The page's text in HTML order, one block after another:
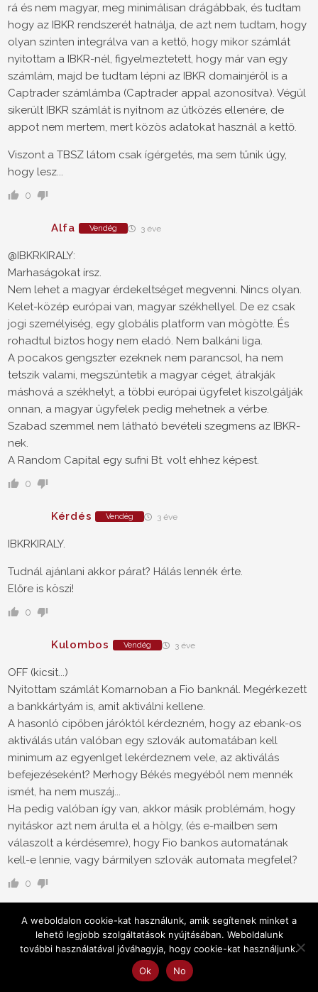
rá és nem magyar, meg minimálisan drágábbak, és tudtam
hogy az IBKR rendszerét hatnálja, de azt nem tudtam, hogy
olyan szinten integrálva van a kettő, hogy mikor számlát
nyitottam a IBKR-nél, figyelmeztetett, hogy már van egy
számlám, majd be tudtam lépni az IBKR domainjéről is a
Captrader számlámba (Captrader appal azonosítva). Végül
sikerült IBKR számlát is nyitnom az ütközés ellenére, de
appot nem mertem, mert közös adatokat használ a kettő.
Viszont a TBSZ látom csak ígérgetés, ma sem tűnik úgy,
hogy lesz...
0
Alfa Vendég 3 éve
@IBKRKIRALY:
Marhaságokat írsz.
Nem lehet a magyar érdekeltséget megvenni. Nincs olyan.
Kelet-közép európai van, magyar székhellyel. De ez csak
jogi személyiség, egy globális platform van mögötte. És
rohadtul biztos hogy nem eladó. Nem balkáni liga.
A pocakos gengszter ezeknek nem parancsol, ha nem
tetszik valami, megszüntetik a magyar céget, átrakják
máshová a székhelyt, a többi európai ügyfelet kiszolgálják
onnan, a magyar ügyfelek pedig mehetnek a vérbe.
Szabad szemmel nem látható bevételi szegmens az IBKR-
nek.
A Random Capital egy sufni Bt. volt ehhez képest.
0
Kérdés Vendég 3 éve
IBKRKIRALY.
Tudnál ajánlani akkor párat? Hálás lennék érte.
Előre is köszi!
0
Kulombos Vendég 3 éve
OFF (kicsit...)
Nyitottam számlát Komarnoban a Fio banknál. Megérkezett
a bankkártyám is, amit aktiválni kellene.
A hasonló cipőben járóktól kérdezném, hogy az ebank-os
aktiválás után valóban egy szlovák automatában kell
minimum az egyenlget lekérdeznem vele, az aktiválás
befejezéseként? Merhogy Békés megyéből nem mennék
ismét, ha nem muszáj...
Ha pedig valóban így van, akkor másik problémám, hogy
nyitáskor azt nem árulta el a hölgy, (és e-mailben sem
válaszolt a kérdésemre), hogy Fio bankos automatának
kell-e lennie, vagy bármilyen szlovák automata megfelel?
0
IBKRKIRALY Vendég 3 éve
@Alfa
Kösz a pontosítást. És picit meg is nyugodtam 😀
A weboldalon cookie-kat használunk, amik segítenek minket a
lehető legjobb szolgáltatások nyújtásában. Weboldalunk
további használatával jóváhagyja, hogy cookie-kat használjunk.
Ok
No